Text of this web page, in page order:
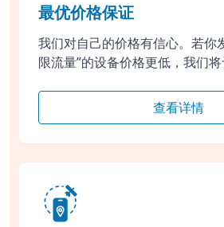
最优价格保证
我们对自己的价格有信心。若你
限流量”的设备价格更低，我们将
查看详情